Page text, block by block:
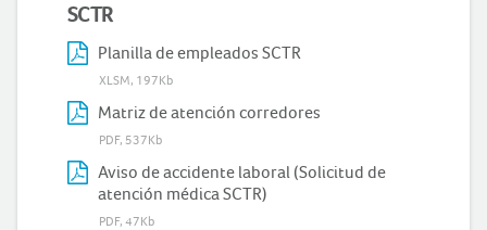
SCTR
Planilla de empleados SCTR
XLSM, 197Kb
Matriz de atención corredores
PDF, 537Kb
Aviso de accidente laboral (Solicitud de
atención médica SCTR)
PDF, 47Kb